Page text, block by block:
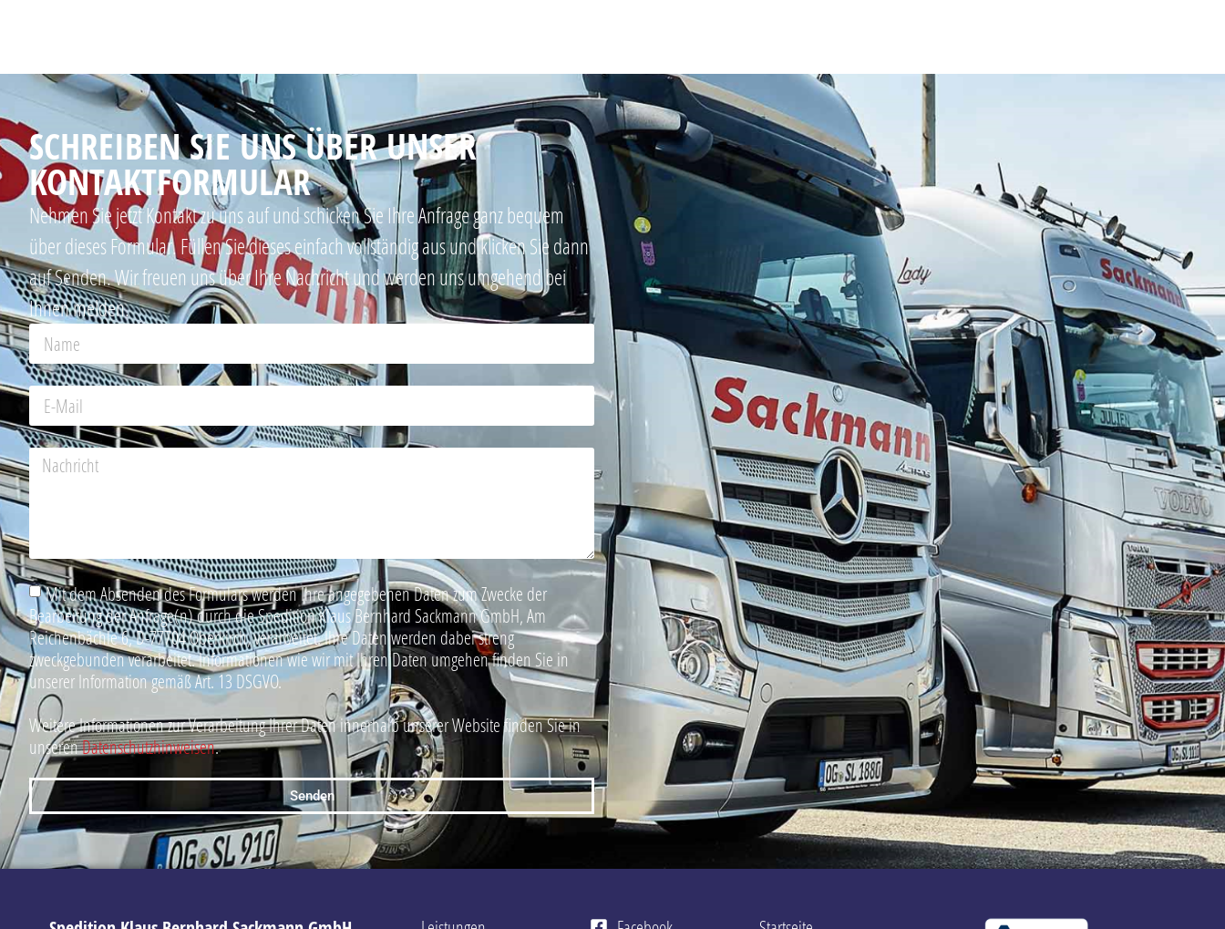
SCHREIBEN SIE UNS ÜBER UNSER
KONTAKTFORMULAR
Nehmen Sie jetzt Kontakt zu uns auf und schicken Sie Ihre Anfrage ganz bequem
über dieses Formular. Füllen Sie dieses einfach vollständig aus und klicken Sie dann
auf Senden. Wir freuen uns über Ihre Nachricht und werden uns umgehend bei
Ihnen melden.
Mit dem Absenden des Formulars werden Ihre angegebenen Daten zum Zwecke der
Bearbeitung der Anfrage(n) durch die Spedition Klaus Bernhard Sackmann GmbH, Am
Reichenbächle 6, D-77704 Oberkirch, verarbeitet. Ihre Daten werden dabei streng
zweckgebunden verarbeitet. Informationen wie wir mit Ihren Daten umgehen finden Sie in
unserer Information gemäß Art. 13 DSGVO.
Weitere Informationen zur Verarbeitung Ihrer Daten innerhalb unserer Website finden Sie in
unserenDatenschutzhinweisen.
Senden